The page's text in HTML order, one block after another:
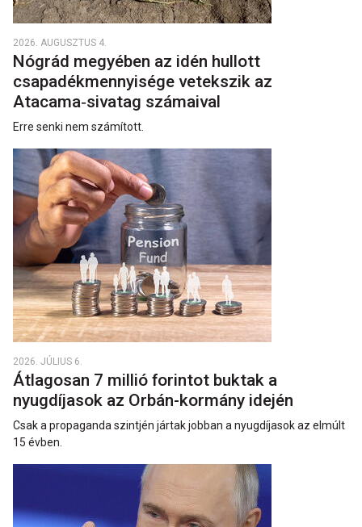
2026. AUGUSZTUS 4.
Nógrád megyében az idén hullott
csapadékmennyisége vetekszik az
Atacama‑sivatag számaival
Erre senki nem számított.
2026. JÚLIUS 6.
Átlagosan 7 millió forintot buktak a
nyugdíjasok az Orbán-kormány idején
Csak a propaganda szintjén jártak jobban a nyugdíjasok az elmúlt
15 évben.